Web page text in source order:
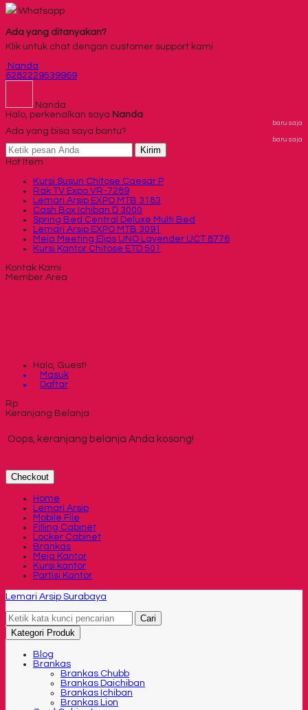
Whatsapp
Ada yang ditanyakan?
Klik untuk chat dengan customer support kami
Nanda
6282229539969
Nanda
Halo, perkenalkan saya Nanda
baru saja
Ada yang bisa saya bantu?
baru saja
Kirim
Hot Item
Kursi Susun Chitose Caesar P
Rak TV Expo VR-7289
Lemari Arsip EXPO MTB 3183
Cash Box Ichiban D 3000
Spring Bed Central Deluxe Multi Bed
Lemari Arsip EXPO MTB 3091
Meja Meeting Elips UNO Lavender UCT 8776
Kursi Kantor Chitose ETD 501
Kontak Kami
Member Area
Halo, Guest!
Masuk
Daftar
Rp
Keranjang Belanja
Oops, keranjang belanja Anda kosong!
Checkout
Home
Lemari Arsip
Mobile File
Filling Cabinet
Locker Cabinet
Brankas
Meja Kantor
Kursi kantor
Partisi Kantor
Lemari Arsip Surabaya
Cari
Kategori Produk
Blog
Brankas
Brankas Chubb
Brankas Daichiban
Brankas Ichiban
Brankas Lion